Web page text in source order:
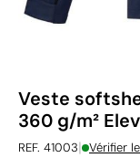
Veste
360 g/m²
REF. 41003| Vérifier